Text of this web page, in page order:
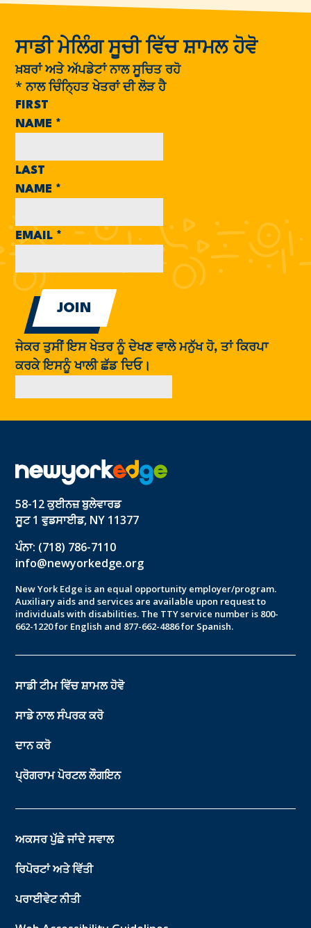
ਸਾਡੀ ਮੇਲਿੰਗ ਸੂਚੀ ਵਿੱਚ ਸ਼ਾਮਲ ਹੋਵੋ
ਖ਼ਬਰਾਂ ਅਤੇ ਅੱਪਡੇਟਾਂ ਨਾਲ ਸੂਚਿਤ ਰਹੋ
* ਨਾਲ ਚਿੰਨ੍ਹਿਤ ਖੇਤਰਾਂ ਦੀ ਲੋੜ ਹੈ
FIRST
NAME *
LAST
NAME *
EMAIL *
ਜੇਕਰ ਤੁਸੀਂ ਇਸ ਖੇਤਰ ਨੂੰ ਦੇਖਣ ਵਾਲੇ ਮਨੁੱਖ ਹੋ, ਤਾਂ ਕਿਰਪਾ
ਕਰਕੇ ਇਸਨੂੰ ਖਾਲੀ ਛੱਡ ਦਿਓ।
58-12 ਕੁਈਨਜ਼ ਬੁਲੇਵਾਰਡ
ਸੂਟ 1 ਵੁਡਸਾਈਡ, NY 11377
ਪੰਨਾ: (718) 786-7110
info@newyorkedge.org
New York Edge is an equal opportunity employer/program.
Auxiliary aids and services are available upon request to
individuals with disabilities. The TTY service number is 800-
662-1220 for English and 877-662-4886 for Spanish.
ਸਾਡੀ ਟੀਮ ਵਿੱਚ ਸ਼ਾਮਲ ਹੋਵੋ
ਸਾਡੇ ਨਾਲ ਸੰਪਰਕ ਕਰੋ
ਦਾਨ ਕਰੋ
ਪ੍ਰੋਗਰਾਮ ਪੋਰਟਲ ਲੌਗਇਨ
ਅਕਸਰ ਪੁੱਛੇ ਜਾਂਦੇ ਸਵਾਲ
ਰਿਪੋਰਟਾਂ ਅਤੇ ਵਿੱਤੀ
ਪਰਾਈਵੇਟ ਨੀਤੀ